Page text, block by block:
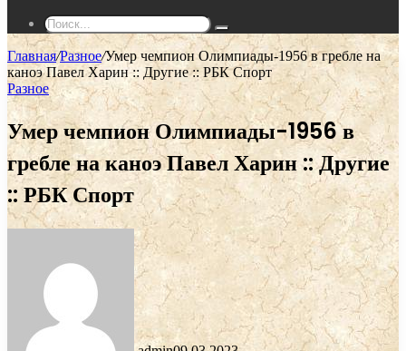
Поиск...
Главная/Разное/Умер чемпион Олимпиады-1956 в гребле на
каноэ Павел Харин :: Другие :: РБК Спорт
Разное
Умер чемпион Олимпиады-1956 в
гребле на каноэ Павел Харин :: Другие
:: РБК Спорт